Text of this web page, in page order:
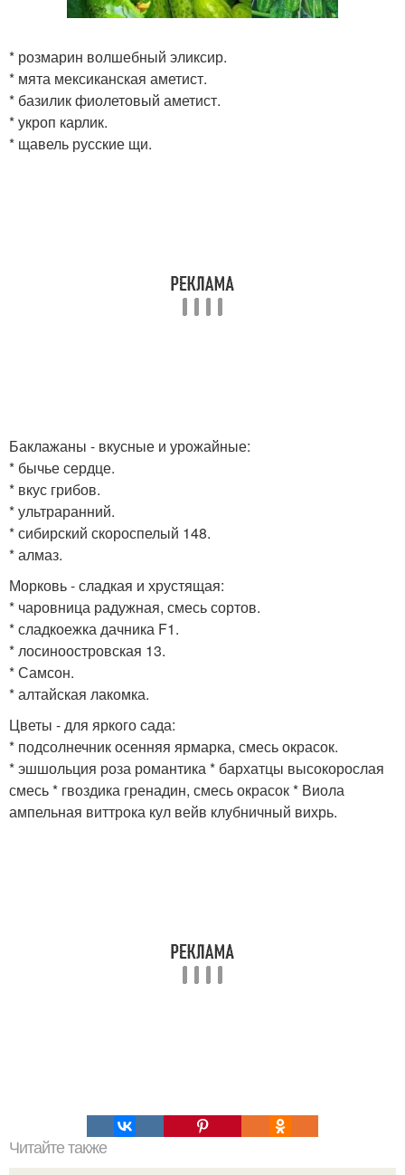
* розмарин волшебный эликсир.
* мята мексиканская аметист.
* базилик фиолетовый аметист.
* укроп карлик.
* щавель русские щи.
Баклажаны - вкусные и урожайные:
* бычье сердце.
* вкус грибов.
* ультраранний.
* сибирский скороспелый 148.
* алмаз.
Морковь - сладкая и хрустящая:
* чаровница радужная, смесь сортов.
* сладкоежка дачника F1.
* лосиноостровская 13.
* Самсон.
* алтайская лакомка.
Цветы - для яркого сада:
* подсолнечник осенняя ярмарка, смесь окрасок.
* эшшольция роза романтика * бархатцы высокорослая
смесь * гвоздика гренадин, смесь окрасок * Виола
ампельная виттрока кул вейв клубничный вихрь.
Читайте также